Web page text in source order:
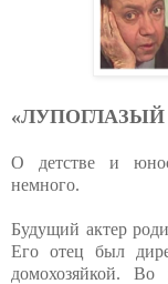
О детстве и
немного.
Будущий актер
Его отец был
домохозяйкой.